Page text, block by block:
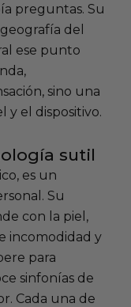
preguntas. Su
del
ese punto
sino una
y el dispositivo.
sutil
es un
Su
con la piel,
incomodidad y
para
sinfonías de
Cada una de